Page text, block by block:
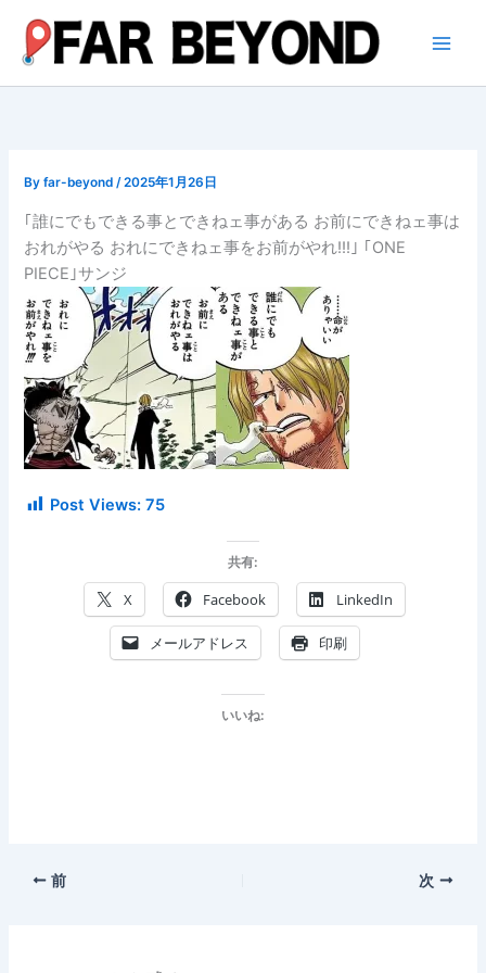
ス
Byfar-beyond/2025年1月26日
｢誰にでもできる事とできねェ事がある お前にできねェ事は
おれがやる おれにできねェ事をお前がやれ!!!｣ ｢ONE
PIECE｣サンジ
Post Views: 75
共有:
X Facebook LinkedIn
メールアドレス 印刷
いいね:
前 次